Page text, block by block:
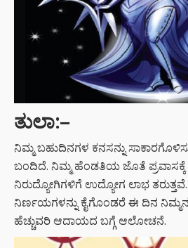
ತುಲಾ:–
ನಿಮ್ಮ ಬಹುದಿನಗಳ ಕನಸನ್ನು
ಬಂದಿದೆ. ನಿಮ್ಮ ಹೆಂಡತಿಯ ಜೊತೆ
ನಿರುದ್ಯೋಗಿಗಳಿಗೆ ಉದ್ಯೋಗ ಲಾಭ
ನಿರ್ಣಯಗಳನ್ನು ಕೈಗೊಂಡರೆ ಈ ದಿನ
ಹೆಚ್ಚುವರಿ ಆದಾಯದ ಬಗ್ಗೆ ಆಲೋಚನೆ.